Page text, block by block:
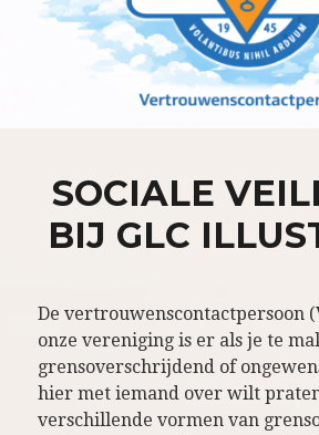
SOCIALE
BIJ GLC
De vertrouwenscontactpersoon
onze vereniging is er als je te
grensoverschrijdend of
hier met iemand over wilt
verschillende vormen van